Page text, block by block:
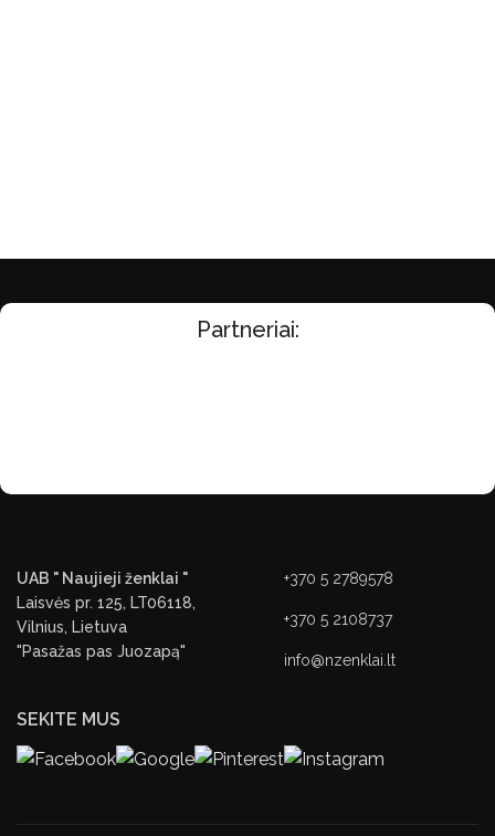
Partneriai:
UAB " Naujieji ženklai "
Laisvės pr. 125, LT06118,
Vilnius, Lietuva
"Pasažas pas Juozapą"
+370 5 2789578
+370 5 2108737
info@nzenklai.lt
SEKITE MUS